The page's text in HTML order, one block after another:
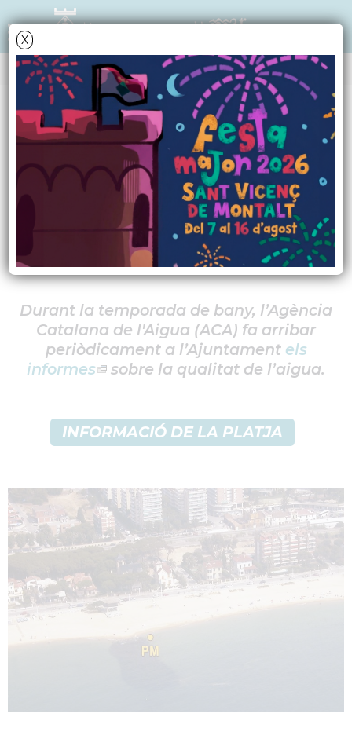
X
NOTÍCIES - ACTUALITAT
Una setmana més, la
qualitat de l'aigua de
la platja és excel·lent
Durant la temporada de bany, l’Agència
Catalana de l'Aigua (ACA) fa arribar
periòdicament a l’Ajuntament els
informes
sobre la qualitat de l’aigua.
INFORMACIÓ DE LA PLATJA